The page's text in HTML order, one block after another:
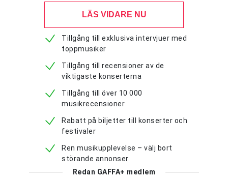
LÄS VIDARE NU
Tillgång till exklusiva intervjuer med
toppmusiker
Tillgång till recensioner av de
viktigaste konserterna
Tillgång till över 10 000
musikrecensioner
Rabatt på biljetter till konserter och
festivaler
Ren musikupplevelse – välj bort
störande annonser
Redan GAFFA+ medlem